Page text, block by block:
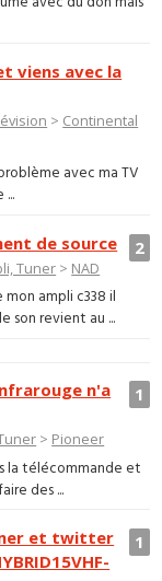
viens avec la
> Continental
avec ma TV
2
de source
Tuner > NAD
mon ampli c338 il
son revient au ...
1
n'a
> Pioneer
la télécommande et
des ...
1
et twitter